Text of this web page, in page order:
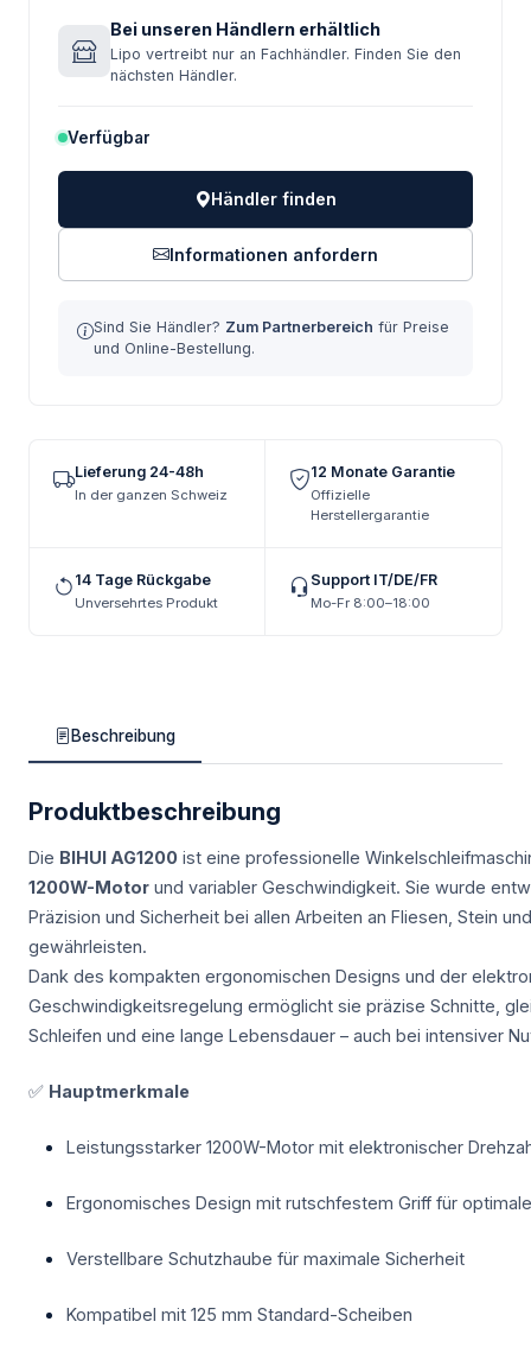
Bei unseren Händlern erhältlich
Lipo vertreibt nur an Fachhändler. Finden Sie den
nächsten Händler.
Verfügbar
Händler finden
Informationen anfordern
Sind Sie Händler? Zum Partnerbereich für Preise
und Online-Bestellung.
Lieferung 24-48h
In der ganzen Schweiz
12 Monate Garantie
Offizielle
Herstellergarantie
14 Tage Rückgabe
Unversehrtes Produkt
Support IT/DE/FR
Mo-Fr 8:00–18:00
Beschreibung
Produktbeschreibung
Die BIHUI AG1200 ist eine professionelle
1200W-Motor und variabler Geschwindigkeit. Sie wurde
Präzision und Sicherheit bei allen Arbeiten an Fliesen, Stein
gewährleisten.
Dank des kompakten ergonomischen Designs und der
Geschwindigkeitsregelung ermöglicht sie präzise Schnitte,
Schleifen und eine lange Lebensdauer – auch bei intensiver
✅ Hauptmerkmale
Leistungsstarker 1200W-Motor mit elektronischer
Ergonomisches Design mit rutschfestem Griff für
Verstellbare Schutzhaube für maximale Sicherheit
Kompatibel mit 125 mm Standard-Scheiben